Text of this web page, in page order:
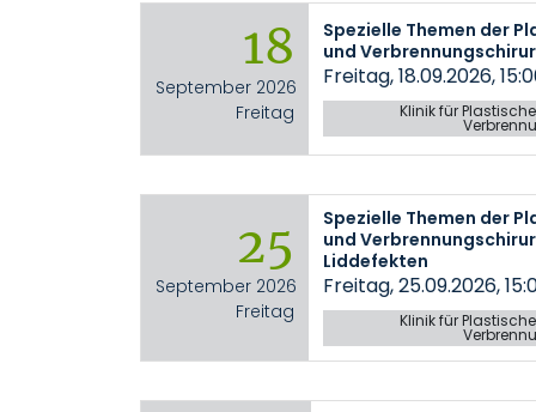
18
September 2026
Freitag
Spezielle Themen der
und
Freitag, 18.09.2026,
Klinik für
25
September 2026
Freitag
Spezielle Themen der
und
Liddefekten
Freitag, 25.09.2026,
Klinik für